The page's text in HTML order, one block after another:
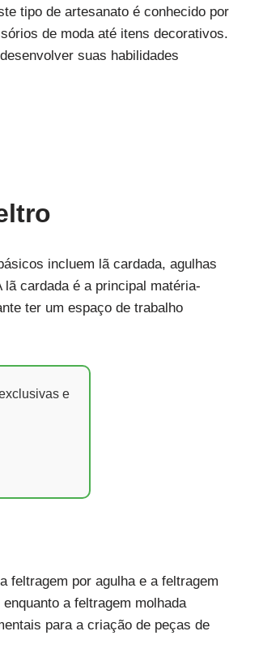
tipo de artesanato é conhecido por
de moda até itens decorativos.
suas habilidades
incluem lã cardada, agulhas
cardada é a principal matéria-
ter um espaço de trabalho
e
feltragem por agulha e a feltragem
a feltragem molhada
para a criação de peças de